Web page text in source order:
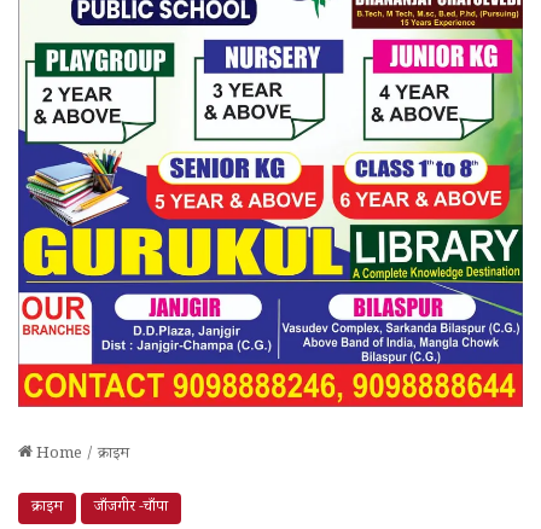
Home / क्राइम
क्राइम जाँजगीर -चाँपा